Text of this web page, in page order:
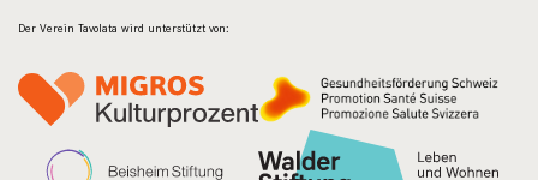
Der Verein Tavolata wird unterstützt von: